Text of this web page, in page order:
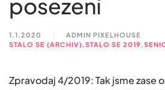
posezení
1.1.2020
ADMIN PIXELHOUSE
STALO SE (ARCHIV) STALO SE 2019
Zpravodaj 4/2019: Tak jsme zase